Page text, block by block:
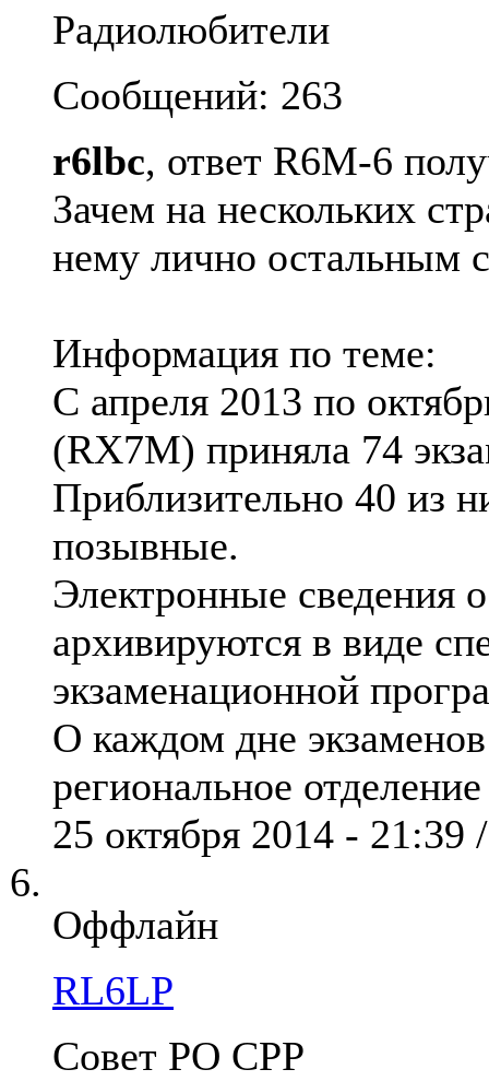
Радиолюбители
Сообщений: 263
r6lbc, ответ R6M-6
Зачем на нескольких
нему лично остальным
Информация по теме:
С апреля 2013 по
(RX7M) приняла 74
Приблизительно 40 из
позывные.
Электронные сведения
архивируются в виде
экзаменационной
О каждом дне
региональное
25 октября 2014 - 21:39
Оффлайн
RL6LP
Совет РО СРР